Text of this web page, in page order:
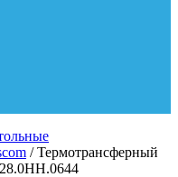
/ Термотрансферный